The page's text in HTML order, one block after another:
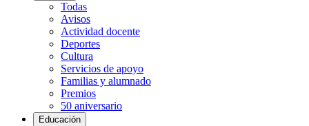
Todas
Avisos
Actividad docente
Deportes
Cultura
Servicios de apoyo
Familias y alumnado
Premios
50 aniversario
Educación